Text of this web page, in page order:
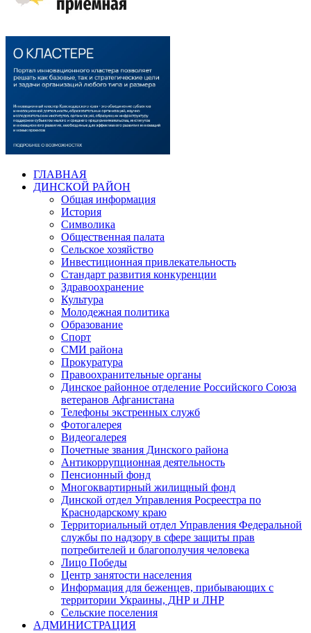
ГЛАВНАЯ
ДИНСКОЙ РАЙОН
Общая информация
История
Символика
Общественная палата
Сельское хозяйство
Инвестиционная привлекательность
Стандарт развития конкуренции
Здравоохранение
Культура
Молодежная политика
Образование
Спорт
СМИ района
Прокуратура
Правоохранительные органы
Динское районное отделение Российского Союза
ветеранов Афганистана
Телефоны экстренных служб
Фотогалерея
Видеогалерея
Почетные звания Динского района
Антикоррупционная деятельность
Пенсионный фонд
Многоквартирный жилищный фонд
Динской отдел Управления Росреестра по
Краснодарскому краю
Территориальный отдел Управления Федеральной
службы по надзору в сфере защиты прав
потребителей и благополучия человека
Лицо Победы
Центр занятости населения
Информация для беженцев, прибывающих с
территории Украины, ДНР и ЛНР
Сельские поселения
АДМИНИСТРАЦИЯ